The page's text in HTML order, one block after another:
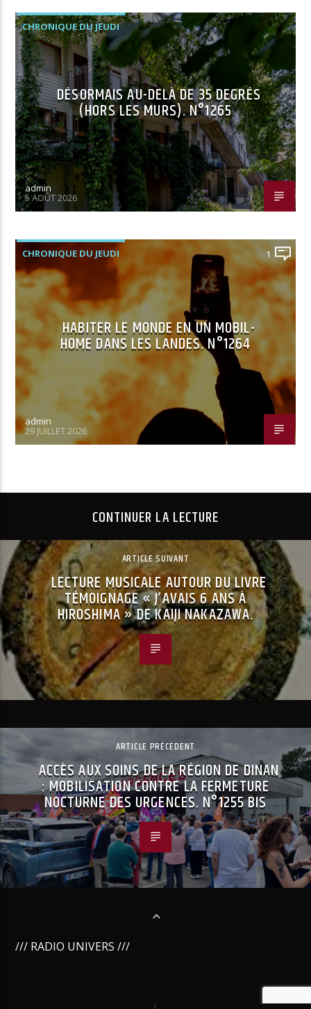
CHRONIQUE DU JEUDI
DÉSORMAIS AU-DELÀ DE 35 DEGRÉS
(HORS LES MURS). N°1265
admin
5 AOÛT 2026
CHRONIQUE DU JEUDI 1
HABITER LE MONDE EN UN MOBIL-
HOME DANS LES LANDES. N°1264
admin
29 JUILLET 2026
CONTINUER LA LECTURE
ARTICLE SUIVANT
LECTURE MUSICALE AUTOUR DU LIVRE
TÉMOIGNAGE « J’AVAIS 6 ANS À
HIROSHIMA » DE KAIJI NAKAZAWA.
ARTICLE PRÉCÉDENT
ACCÈS AUX SOINS DE LA RÉGION DE DINAN
: MOBILISATION CONTRE LA FERMETURE
NOCTURNE DES URGENCES. N°1255 BIS
/// RADIO UNIVERS ///